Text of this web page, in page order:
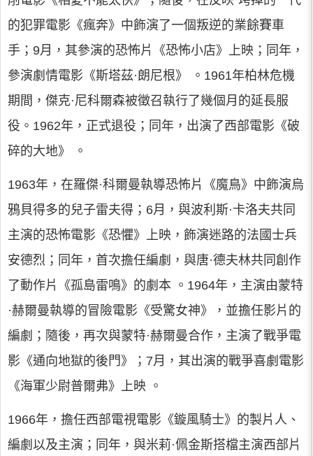
的犯罪電影《瘋奔》中飾演了一個叛逆的業餘賽車
手；9月，其參演的恐怖片《恐怖小店》上映；同年，
參演劇情電影《斯塔茲·朗尼根》 。1961年柏林危機
期間，傑克·尼科爾森被徵召執行了幾個月的延長服
役。1962年，正式退役；同年，出演了西部電影《破
碎的大地》 。
1963年，在羅傑·科爾曼執導恐怖片《魔鳥》中飾演烏
鴉貝得多的兒子雷夫得；6月，與波利斯·卡洛夫共同
主演的恐怖電影《恐懼》上映，飾演迷路的法國士兵
安德烈；同年，首次擔任編劇，與唐·德夫林共同創作
了動作片《孤島雷鳴》的劇本 。1964年，主演由蒙特
·赫爾曼執導的冒險電影《受驚女神》，並擔任影片的
編劇；隨後，再次與蒙特·赫爾曼合作，主演了戰爭電
影《通向地獄的後門》；7月，其出演的戰爭喜劇電影
《海軍少尉普爾弗》上映 。
1966年，擔任西部電視電影《鏇風騎士》的製片人、
編劇以及主演；同年，與米莉·佩金斯搭檔主演西部片